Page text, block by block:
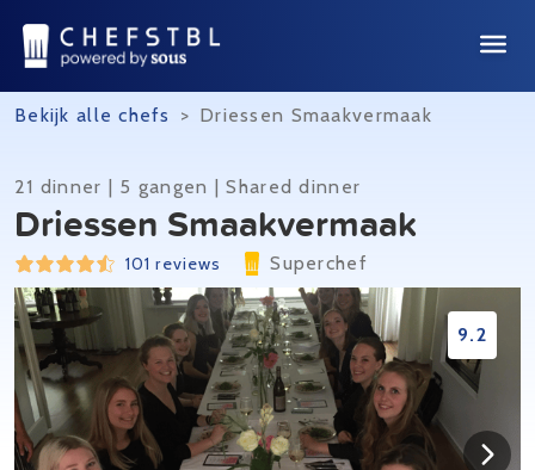
Bekijk alle chefs > Driessen Smaakvermaak
21 dinner | 5 gangen | Shared dinner
Driessen Smaakvermaak
101 reviews Superchef
9.2